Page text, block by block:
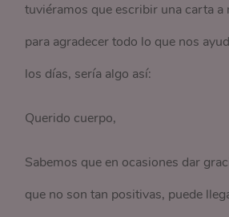
tuviéramos que escribir una carta a
para agradecer todo lo que nos
los días, sería algo así:
Querido cuerpo,
Sabemos que en ocasiones dar
que no son tan positivas, puede